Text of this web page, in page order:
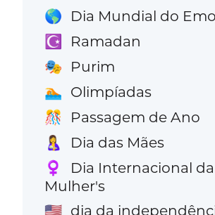
🌎 Dia Mundial do
☪️ Ramadan
🎭 Purim
🏊 Olimpíadas
🎊 Passagem de Ano
🤱 Dia das Mães
♀️
Dia Internacional da
Mulher's
🇺🇸 dia da